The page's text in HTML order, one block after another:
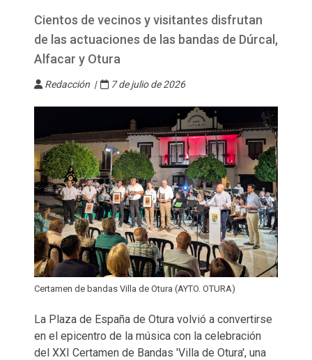
Cientos de vecinos y visitantes disfrutan
de las actuaciones de las bandas de Dúrcal,
Alfacar y Otura
Redacción | 7 de julio de 2026
Certamen de bandas Villa de Otura (AYTO. OTURA)
La Plaza de España de Otura volvió a convertirse
en el epicentro de la música con la celebración
del XXI Certamen de Bandas 'Villa de Otura', una